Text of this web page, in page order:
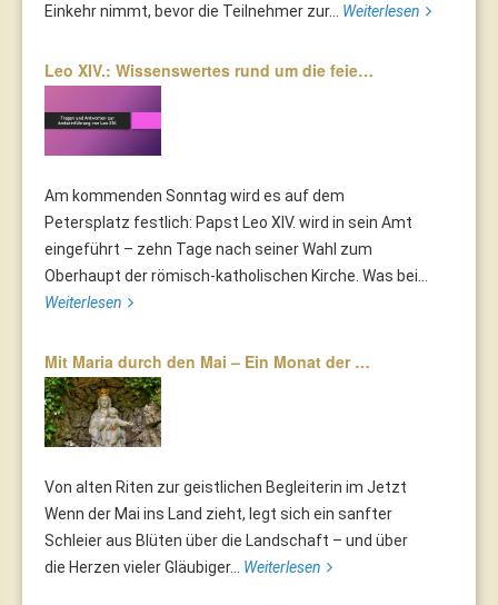
Einkehr nimmt, bevor die Teilnehmer zur... Weiterlesen
Leo XIV.: Wissenswertes rund um die feie…
Am kommenden Sonntag wird es auf dem
Petersplatz festlich: Papst Leo XIV. wird in sein Amt
eingeführt – zehn Tage nach seiner Wahl zum
Oberhaupt der römisch-katholischen Kirche. Was bei...
Weiterlesen
Mit Maria durch den Mai – Ein Monat der …
Von alten Riten zur geistlichen Begleiterin im Jetzt
Wenn der Mai ins Land zieht, legt sich ein sanfter
Schleier aus Blüten über die Landschaft – und über
die Herzen vieler Gläubiger... Weiterlesen